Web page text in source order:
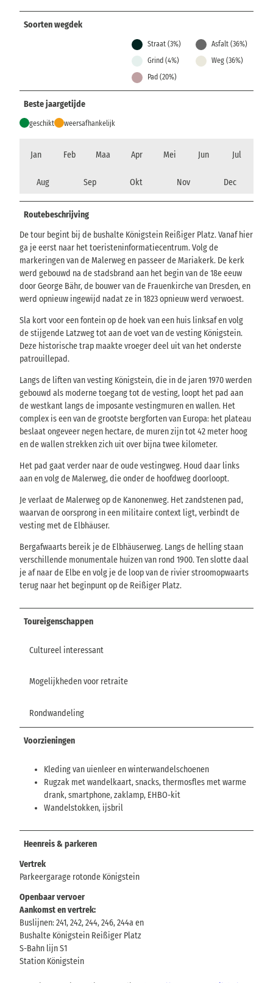
Soorten wegdek
Straat (3%)
Asfalt (36%)
Grind (4%)
Weg (36%)
Pad (20%)
Beste jaargetijde
geschikt weersafhankelijk
Jan Feb Maa Apr Mei Jun Jul
Aug Sep Okt Nov Dec
Routebeschrijving
De tour begint bij de bushalte Königstein Reißiger Platz. Vanaf hier
ga je eerst naar het toeristeninformatiecentrum. Volg de
markeringen van de Malerweg en passeer de Mariakerk. De kerk
werd gebouwd na de stadsbrand aan het begin van de 18e eeuw
door George Bähr, de bouwer van de Frauenkirche van Dresden, en
werd opnieuw ingewijd nadat ze in 1823 opnieuw werd verwoest.
Sla kort voor een fontein op de hoek van een huis linksaf en volg
de stijgende Latzweg tot aan de voet van de vesting Königstein.
Deze historische trap maakte vroeger deel uit van het onderste
patrouillepad.
Langs de liften van vesting Königstein, die in de jaren 1970 werden
gebouwd als moderne toegang tot de vesting, loopt het pad aan
de westkant langs de imposante vestingmuren en wallen. Het
complex is een van de grootste bergforten van Europa: het plateau
beslaat ongeveer negen hectare, de muren zijn tot 42 meter hoog
en de wallen strekken zich uit over bijna twee kilometer.
Het pad gaat verder naar de oude vestingweg. Houd daar links
aan en volg de Malerweg, die onder de hoofdweg doorloopt.
Je verlaat de Malerweg op de Kanonenweg. Het zandstenen pad,
waarvan de oorsprong in een militaire context ligt, verbindt de
vesting met de Elbhäuser.
Bergafwaarts bereik je de Elbhäuserweg. Langs de helling staan
verschillende monumentale huizen van rond 1900. Ten slotte daal
je af naar de Elbe en volg je de loop van de rivier stroomopwaarts
terug naar het beginpunt op de Reißiger Platz.
Toureigenschappen
Cultureel interessant
Mogelijkheden voor retraite
Rondwandeling
Voorzieningen
Kleding van uienleer en winterwandelschoenen
Rugzak met wandelkaart, snacks, thermosfles met warme
drank, smartphone, zaklamp, EHBO-kit
Wandelstokken, ijsbril
Heenreis & parkeren
Vertrek
Parkeergarage rotonde Königstein
Openbaar vervoer
Aankomst en vertrek:
Buslijnen: 241, 242, 244, 246, 244a en
Bushalte Königstein Reißiger Platz
S-Bahn lijn S1
Station Königstein